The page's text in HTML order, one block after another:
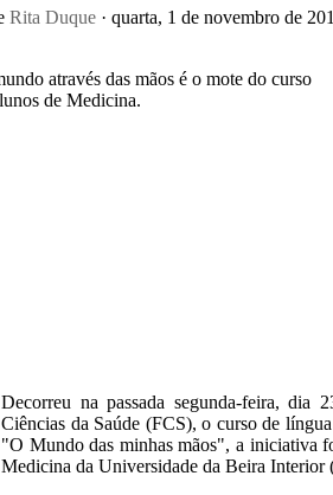
Rita Duque · quarta, 1 de novembro de
através das mãos é o mote do curso
de Medicina.
Decorreu na passada segunda-feira, dia
Ciências da Saúde (FCS), o curso de
"O Mundo das minhas mãos", a iniciativa
Medicina da Universidade da Beira